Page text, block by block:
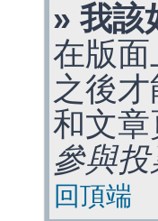
» 我該
在版
之後
和文
參與
回頂端